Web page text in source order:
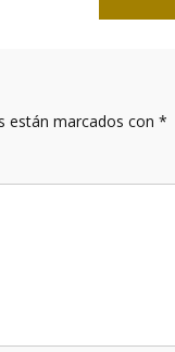
están marcados con *